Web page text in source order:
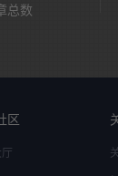
总数
区